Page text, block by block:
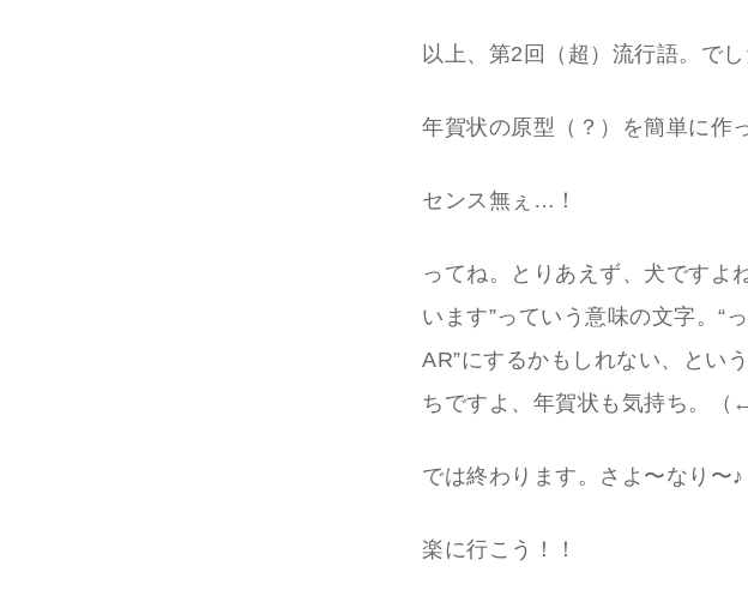
以上、第2回（超）流行語。でし
年賀状の原型（？）を簡単に作
センス無ぇ…！
ってね。とりあえず、犬ですよ
います”っていう意味の文字。“
AR”にするかもしれない、とい
ちですよ、年賀状も気持ち。（
では終わります。さよ〜なり〜♪
楽に行こう！！